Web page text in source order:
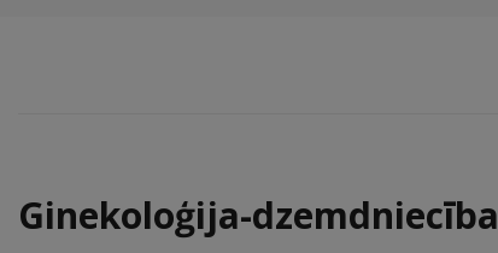
Ginekoloģija-dzemdniecība